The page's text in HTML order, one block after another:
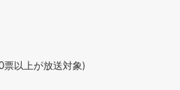
票以上が放送対象)